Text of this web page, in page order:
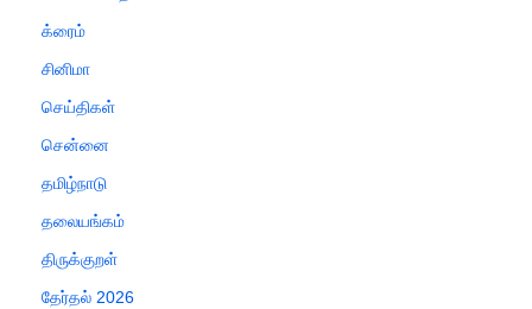
க்ரைம்
சினிமா
செய்திகள்
சென்னை
தமிழ்நாடு
தலையங்கம்
திருக்குறள்
தேர்தல் 2026